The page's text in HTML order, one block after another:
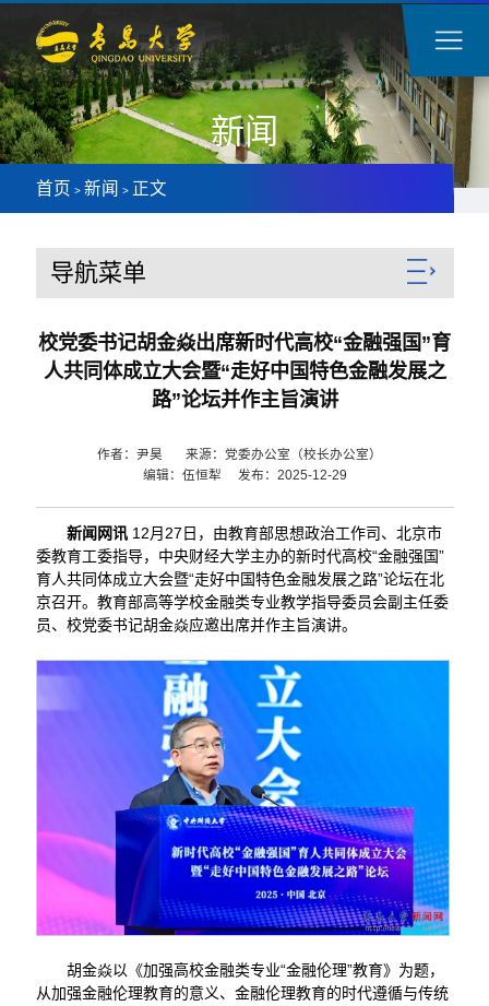
新闻
首页 > 新闻 > 正文
导航菜单
校党委书记胡金焱出席新时代高校“金融强国”育
人共同体成立大会暨“走好中国特色金融发展之
路”论坛并作主旨演讲
作者：尹昊 来源：党委办公室（校长办公室）
编辑：伍恒犁 发布：2025-12-29
新闻网讯12月27日，由教育部思想政治工作司、北京市
委教育工委指导，中央财经大学主办的新时代高校“金融强国”
育人共同体成立大会暨“走好中国特色金融发展之路”论坛在北
京召开。教育部高等学校金融类专业教学指导委员会副主任委
员、校党委书记胡金焱应邀出席并作主旨演讲。
胡金焱以《加强高校金融类专业“金融伦理”教育》为题，
从加强金融伦理教育的意义、金融伦理教育的时代遵循与传统